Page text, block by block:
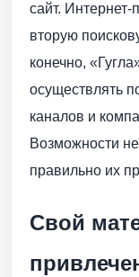
сайт.
вторую
конечно,
осуществлять
каналов и
Возможности
правильно их
Свой